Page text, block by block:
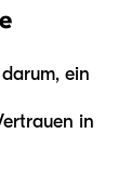
ein
in